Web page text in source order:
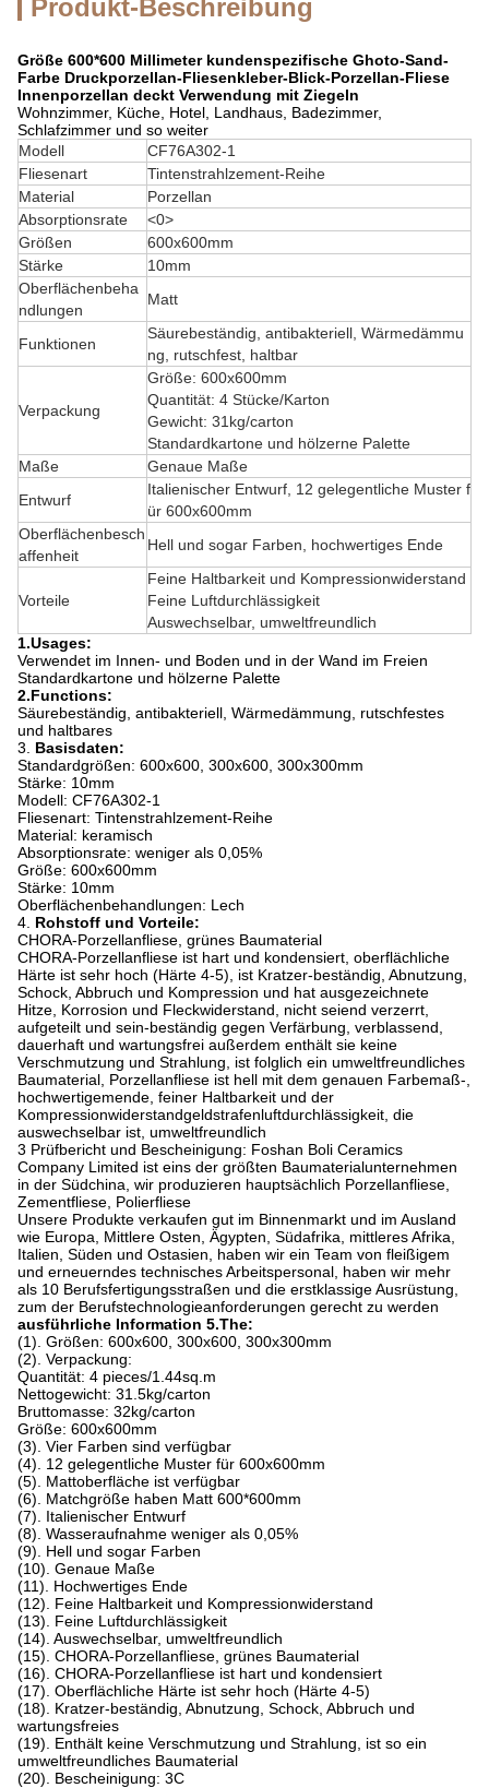
Produkt-Beschreibung
Größe 600*600 Millimeter kundenspezifische Ghoto-Sand-
Farbe Druckporzellan-Fliesenkleber-Blick-Porzellan-Fliese
Innenporzellan deckt Verwendung mit Ziegeln
Wohnzimmer, Küche, Hotel, Landhaus, Badezimmer,
Schlafzimmer und so weiter
Modell
CF76A302-1
Fliesenart
Tintenstrahlzement-Reihe
Material
Porzellan
Absorptionsrate
<0>
Größen
600x600mm
Stärke
10mm
Oberflächenbeha
ndlungen
Matt
Funktionen
Säurebeständig, antibakteriell, Wärmedämmu
ng, rutschfest, haltbar
Verpackung
Größe: 600x600mm
Quantität: 4 Stücke/Karton
Gewicht: 31kg/carton
Standardkartone und hölzerne Palette
Maße
Genaue Maße
Entwurf
Italienischer Entwurf, 12 gelegentliche Muster f
ür 600x600mm
Oberflächenbesch
affenheit
Hell und sogar Farben, hochwertiges Ende
Vorteile
Feine Haltbarkeit und Kompressionwiderstand
Feine Luftdurchlässigkeit
Auswechselbar, umweltfreundlich
1.Usages:
Verwendet im Innen- und Boden und in der Wand im Freien
Standardkartone und hölzerne Palette
2.Functions:
Säurebeständig, antibakteriell, Wärmedämmung, rutschfestes
und haltbares
3. Basisdaten:
Standardgrößen: 600x600, 300x600, 300x300mm
Stärke: 10mm
Modell: CF76A302-1
Fliesenart: Tintenstrahlzement-Reihe
Material: keramisch
Absorptionsrate: weniger als 0,05%
Größe: 600x600mm
Stärke: 10mm
Oberflächenbehandlungen: Lech
4. Rohstoff und Vorteile:
CHORA-Porzellanfliese, grünes Baumaterial
CHORA-Porzellanfliese ist hart und kondensiert, oberflächliche
Härte ist sehr hoch (Härte 4-5), ist Kratzer-beständig, Abnutzung,
Schock, Abbruch und Kompression und hat ausgezeichnete
Hitze, Korrosion und Fleckwiderstand, nicht seiend verzerrt,
aufgeteilt und sein-beständig gegen Verfärbung, verblassend,
dauerhaft und wartungsfrei außerdem enthält sie keine
Verschmutzung und Strahlung, ist folglich ein umweltfreundliches
Baumaterial, Porzellanfliese ist hell mit dem genauen Farbemaß-,
hochwertigemende, feiner Haltbarkeit und der
Kompressionwiderstandgeldstrafenluftdurchlässigkeit, die
auswechselbar ist, umweltfreundlich
3 Prüfbericht und Bescheinigung: Foshan Boli Ceramics
Company Limited ist eins der größten Baumaterialunternehmen
in der Südchina, wir produzieren hauptsächlich Porzellanfliese,
Zementfliese, Polierfliese
Unsere Produkte verkaufen gut im Binnenmarkt und im Ausland
wie Europa, Mittlere Osten, Ägypten, Südafrika, mittleres Afrika,
Italien, Süden und Ostasien, haben wir ein Team von fleißigem
und erneuerndes technisches Arbeitspersonal, haben wir mehr
als 10 Berufsfertigungsstraßen und die erstklassige Ausrüstung,
zum der Berufstechnologieanforderungen gerecht zu werden
ausführliche Information 5.The:
(1). Größen: 600x600, 300x600, 300x300mm
(2). Verpackung:
Quantität: 4 pieces/1.44sq.m
Nettogewicht: 31.5kg/carton
Bruttomasse: 32kg/carton
Größe: 600x600mm
(3). Vier Farben sind verfügbar
(4). 12 gelegentliche Muster für 600x600mm
(5). Mattoberfläche ist verfügbar
(6). Matchgröße haben Matt 600*600mm
(7). Italienischer Entwurf
(8). Wasseraufnahme weniger als 0,05%
(9). Hell und sogar Farben
(10). Genaue Maße
(11). Hochwertiges Ende
(12). Feine Haltbarkeit und Kompressionwiderstand
(13). Feine Luftdurchlässigkeit
(14). Auswechselbar, umweltfreundlich
(15). CHORA-Porzellanfliese, grünes Baumaterial
(16). CHORA-Porzellanfliese ist hart und kondensiert
(17). Oberflächliche Härte ist sehr hoch (Härte 4-5)
(18). Kratzer-beständig, Abnutzung, Schock, Abbruch und
wartungsfreies
(19). Enthält keine Verschmutzung und Strahlung, ist so ein
umweltfreundliches Baumaterial
(20). Bescheinigung: 3C